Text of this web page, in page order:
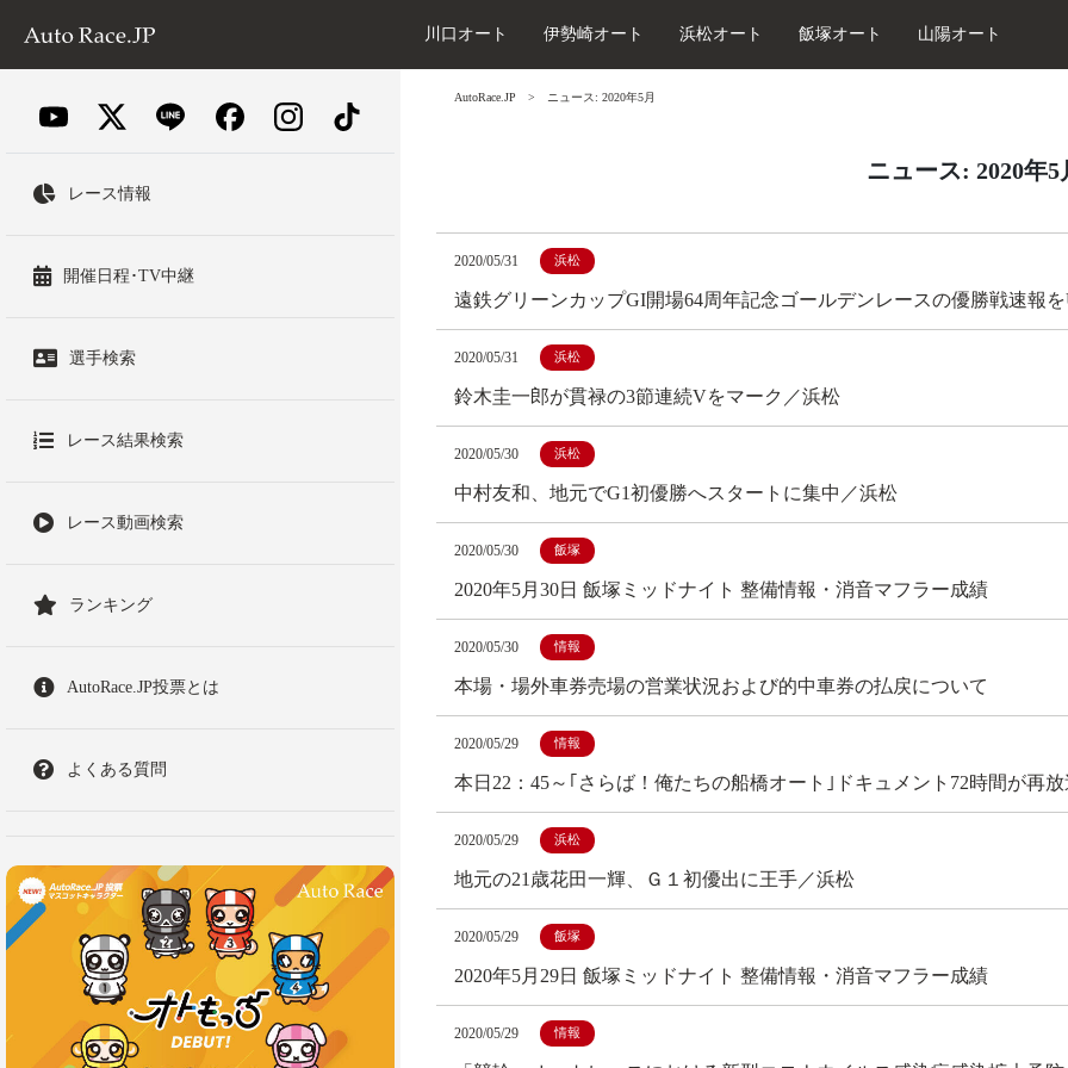
川口オート 伊勢崎オート 浜松オート 飯塚オート 山陽オート
レース情報
開催日程･TV中継
選手検索
レース結果検索
レース動画検索
ランキング
AutoRace.JP投票とは
よくある質問
AutoRace.JP ニュース: 2020年5月
ニュース: 2020年5
2020/05/31 浜松
遠鉄グリーンカップGI開場64周年記念ゴールデンレースの優勝戦速報
2020/05/31 浜松
鈴木圭一郎が貫禄の3節連続Vをマーク／浜松
2020/05/30 浜松
中村友和、地元でG1初優勝へスタートに集中／浜松
2020/05/30 飯塚
2020年5月30日 飯塚ミッドナイト 整備情報・消音マフラー成績
2020/05/30 情報
本場・場外車券売場の営業状況および的中車券の払戻について
2020/05/29 情報
本日22：45～｢さらば！俺たちの船橋オート｣ドキュメント72時間が再
2020/05/29 浜松
地元の21歳花田一輝、Ｇ１初優出に王手／浜松
2020/05/29 飯塚
2020年5月29日 飯塚ミッドナイト 整備情報・消音マフラー成績
2020/05/29 情報